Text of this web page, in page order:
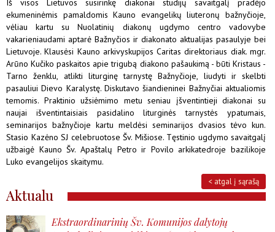
Iš visos Lietuvos susirinkę diakonai studijų savaitgalį pradėjo
ekumeninėmis pamaldomis Kauno evangelikų liuteronų bažnyčioje,
vėliau kartu su Nuolatinių diakonų ugdymo centro vadovybe
vakarieniaudami aptarė Bažnyčios ir diakonato aktualijas pasaulyje bei
Lietuvoje. Klausėsi Kauno arkivyskupijos Caritas direktoriaus diak. mgr.
Arūno Kučiko paskaitos apie trigubą diakono pašaukimą - būti Kristaus -
Tarno ženklu, atlikti liturginę tarnystę Bažnyčioje, liudyti ir skelbti
pasauliui Dievo Karalystę. Diskutavo šiandieninei Bažnyčiai aktualiomis
temomis. Praktinio užsiėmimo metu seniau įšventintieji diakonai su
naujai išventintaisiais pasidalino liturginės tarnystės ypatumais,
seminarijos bažnyčioje kartu meldėsi seminarijos dvasios tėvo kun.
Stasio Kazėno SJ celebruotose Šv. Mišiose. Tęstinio ugdymo savaitgalį
užbaigė Kauno Šv. Apaštalų Petro ir Povilo arkikatedroje bazilikoje
Luko evangelijos skaitymu.
< atgal į sąrašą
Aktualu
Ekstraordinarinių Šv. Komunijos dalytojų